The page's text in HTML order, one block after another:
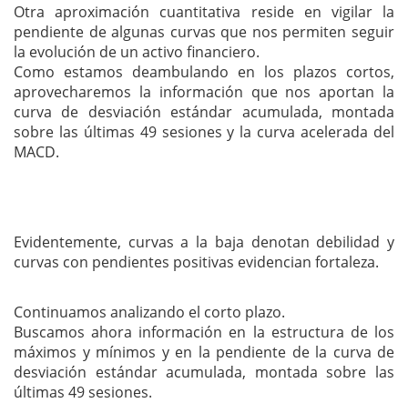
Otra aproximación cuantitativa reside en vigilar la
pendiente de algunas curvas que nos permiten seguir
la evolución de un activo financiero.
Como estamos deambulando en los plazos cortos,
aprovecharemos la información que nos aportan la
curva de desviación estándar acumulada, montada
sobre las últimas 49 sesiones y la curva acelerada del
MACD.
Evidentemente, curvas a la baja denotan debilidad y
curvas con pendientes positivas evidencian fortaleza.
Continuamos analizando el corto plazo.
Buscamos ahora información en la estructura de los
máximos y mínimos y en la pendiente de la curva de
desviación estándar acumulada, montada sobre las
últimas 49 sesiones.